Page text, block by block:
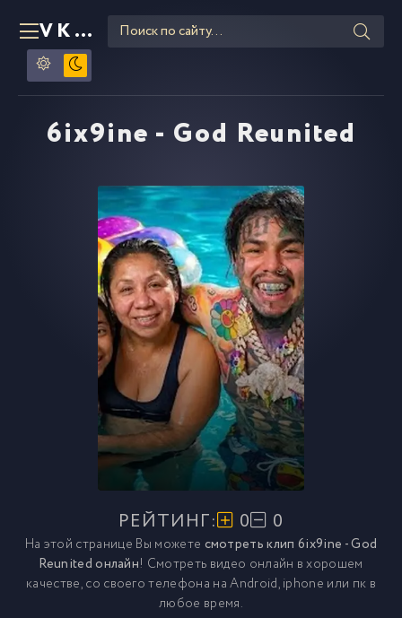
VKLIPE RU
6ix9ine - God Reunited
РЕЙТИНГ: 0 0
На этой странице Вы можете смотреть клип 6ix9ine - God
Reunited онлайн! Смотреть видео онлайн в хорошем
качестве, со своего телефона на Android, iphone или пк в
любое время.